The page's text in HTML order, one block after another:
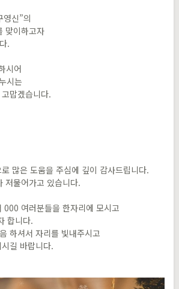
영신”의
맞이하고자
.
시어
시는
맙겠습니다.
많은 도움을 주심에 깊이 감사드립니다.
저물어가고 있습니다.
000 여러분들을 한자리에 모시고
합니다.
하셔서 자리를 빛내주시고
길 바랍니다.